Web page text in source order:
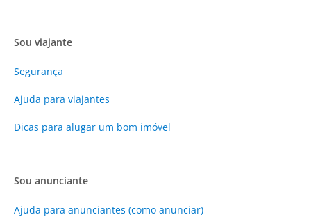
Sou viajante
Segurança
Ajuda para viajantes
Dicas para alugar um bom imóvel
Sou anunciante
Ajuda para anunciantes (como anunciar)